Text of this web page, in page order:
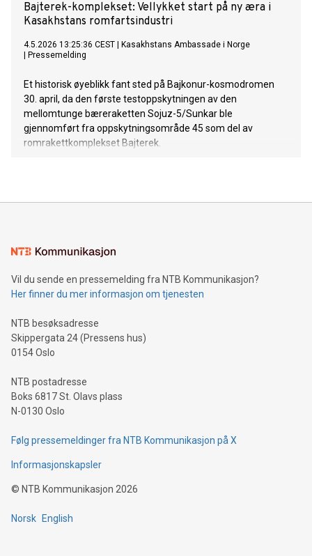
Bajterek-komplekset: Vellykket start på ny æra i
Kasakhstans romfartsindustri
4.5.2026 13:25:36 CEST
Kasakhstans Ambassade i Norge
Pressemelding
Et historisk øyeblikk fant sted på Bajkonur-kosmodromen
30. april, da den første testoppskytningen av den
mellomtunge bæreraketten Sojuz-5/Sunkar ble
gjennomført fra oppskytningsområde 45 som del av
romrakettkomplekset Bajterek.
Vil du sende en pressemelding fra NTB Kommunikasjon?
Her finner du mer informasjon om tjenesten
NTB besøksadresse
Skippergata 24 (Pressens hus)
0154 Oslo
NTB postadresse
Boks 6817 St. Olavs plass
N-0130 Oslo
Følg pressemeldinger fra NTB Kommunikasjon på X
Informasjonskapsler
© NTB Kommunikasjon 2026
Norsk English